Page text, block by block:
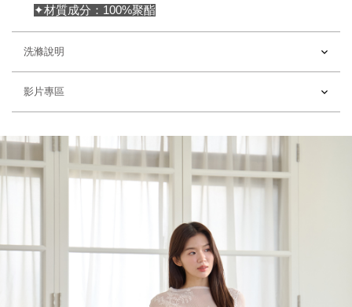
✦材質成分：100%聚酯
洗滌說明
影片專區